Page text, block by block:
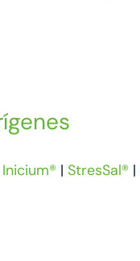
Inicium® | StresSal® |